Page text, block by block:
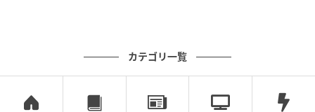
長めネックレスで、縦長ラインを強調。
大人世代のジャケットは長め丈がおすすめ
カテゴリ一覧